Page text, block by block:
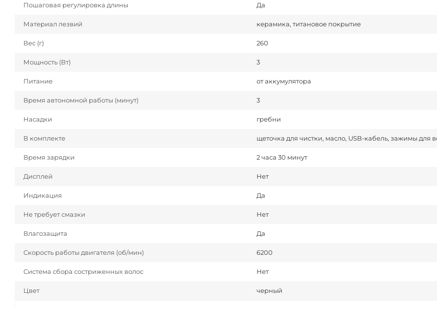
Пошаговая регулировка длины Да
Материал лезвий керамика, титановое покрытие
Вес (г) 260
Мощность (Вт) 3
Питание от аккумулятора
Время автономной работы (минут) 3
Насадки гребни
В комплекте щеточка для чистки, масло, USB-кабель, зажимы для
Время зарядки 2 часа 30 минут
Дисплей Нет
Индикация Да
Не требует смазки Нет
Влагозащита Да
Скорость работы двигателя (об/мин) 6200
Система сбора состриженных волос Нет
Цвет черный